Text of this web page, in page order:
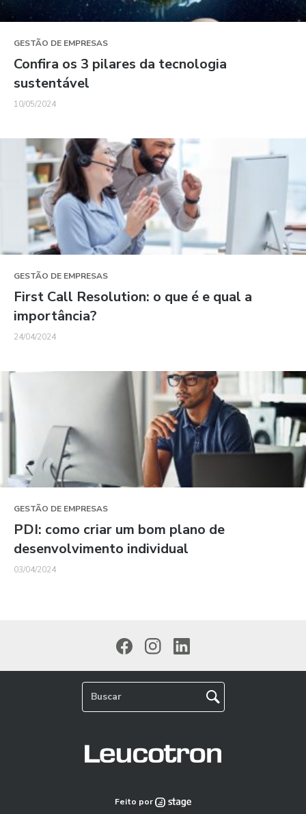
GESTÃO DE EMPRESAS
Confira os 3 pilares da tecnologia
sustentável
10/05/2024
GESTÃO DE EMPRESAS
First Call Resolution: o que é e qual a
importância?
24/04/2024
GESTÃO DE EMPRESAS
PDI: como criar um bom plano de
desenvolvimento individual
03/04/2024
Feito por